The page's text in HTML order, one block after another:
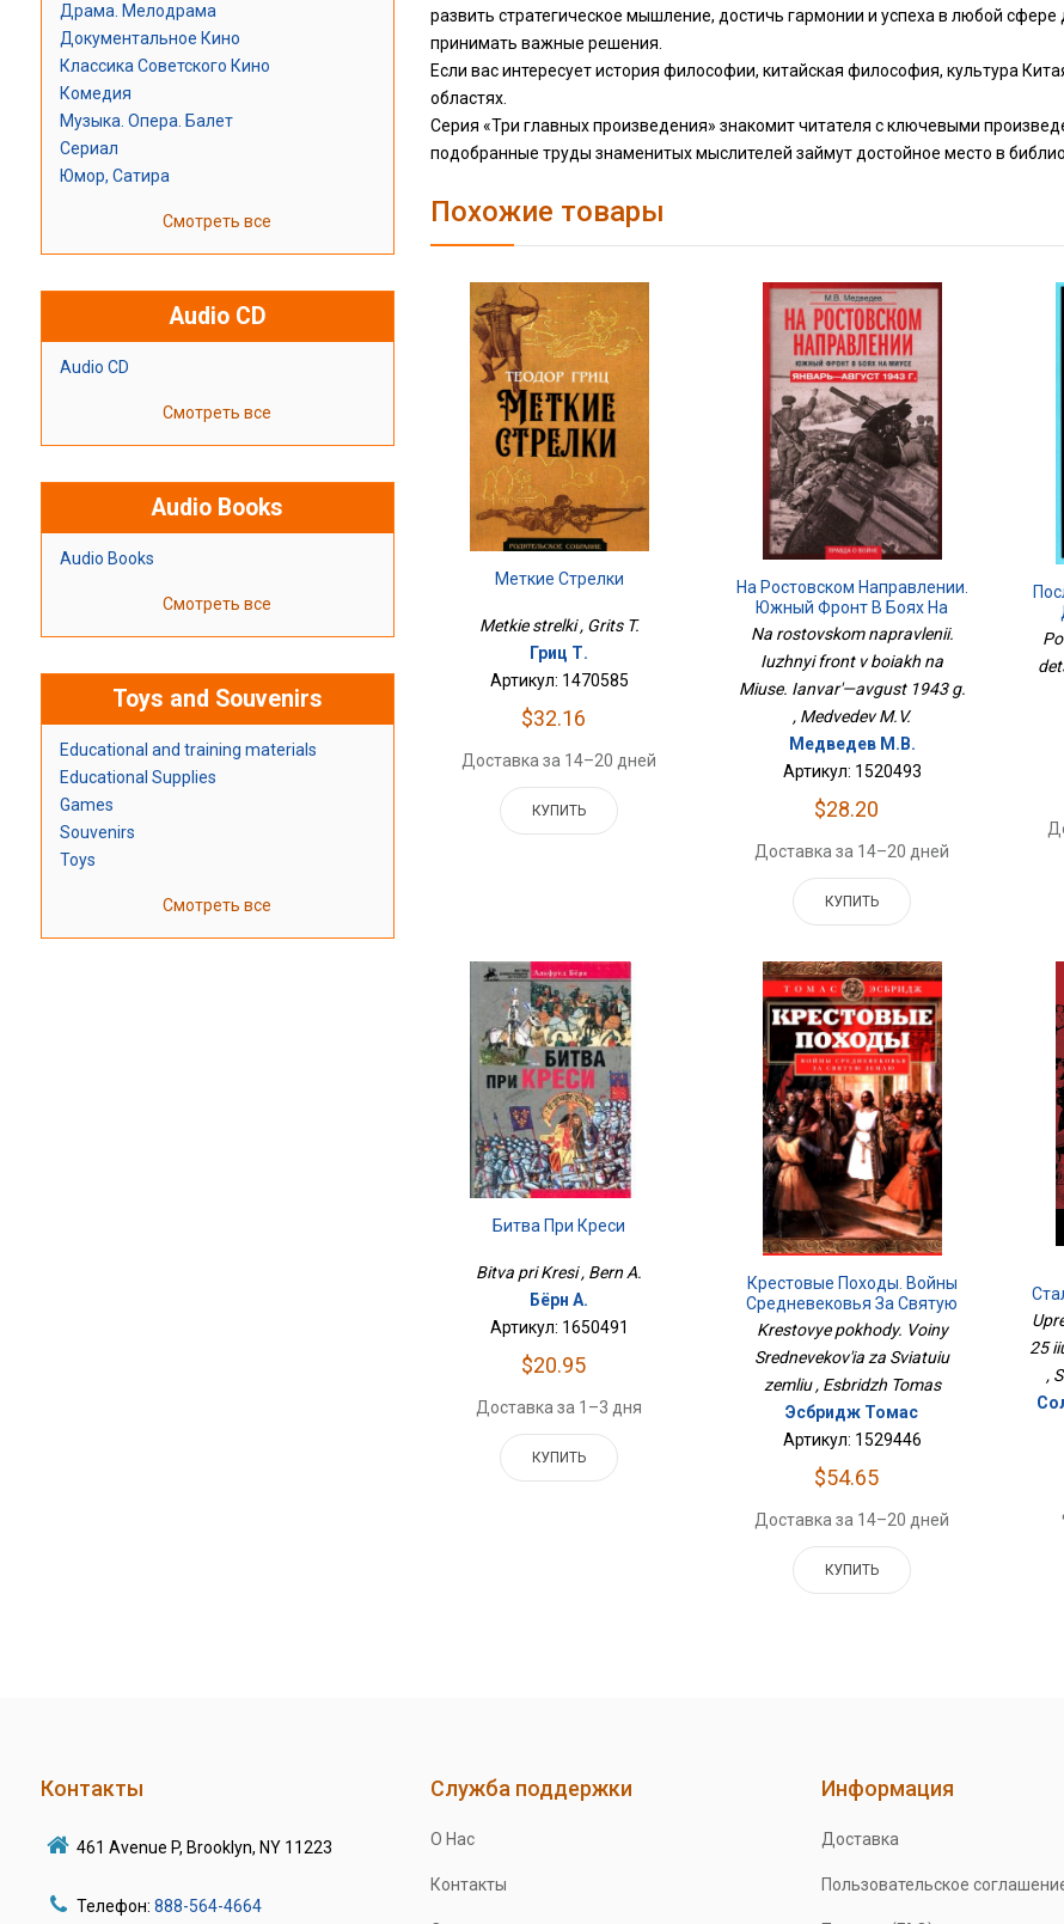
Драма. Мелодрама
Документальное Кино
Классика Советского Кино
Комедия
Музыка. Опера. Балет
Сериал
Юмор, Сатира
Смотреть все
Audio CD
Audio CD
Смотреть все
Audio Books
Audio Books
Смотреть все
Toys and Souvenirs
Educational and training materials
Educational Supplies
Games
Souvenirs
Toys
Смотреть все
развить стратегическое мышление, достичь гармонии и успеха в любой
принимать важные решения.
Если вас интересует история философии, китайская философия, культура
областях.
Серия «Три главных произведения» знакомит читателя с ключевыми
подобранные труды знаменитых мыслителей займут достойное место в
Похожие товары
Меткие Стрелки
Metkie strelki , Grits T.
Гриц Т.
Артикул: 1470585
$32.16
Доставка за 14–20 дней
КУПИТЬ
На Ростовском Направлении.
Южный Фронт В Боях На
Миусе. Январь—Август 1943
Na rostovskom napravlenii.
Iuzhnyi front v boiakh na
Miuse. Ianvar'—avgust 1943 g.
, Medvedev M.V.
Медведев М.В.
Артикул: 1520493
$28.20
Доставка за 14–20 дней
КУПИТЬ
Битва При Креси
Bitva pri Kresi , Bern A.
Бёрн А.
Артикул: 1650491
$20.95
Доставка за 1–3 дня
КУПИТЬ
Крестовые Походы. Войны
Средневековья За Святую
Землю
Krestovye pokhody. Voiny
Srednevekov'ia za Sviatuiu
zemliu , Esbridzh Tomas
Эсбридж Томас
Артикул: 1529446
$54.65
Доставка за 14–20 дней
КУПИТЬ
25
,
Контакты
461 Avenue P, Brooklyn, NY 11223
Телефон: 888-564-4664
Служба поддержки
О Нас
Контакты
Информация
Доставка
Пользовательское